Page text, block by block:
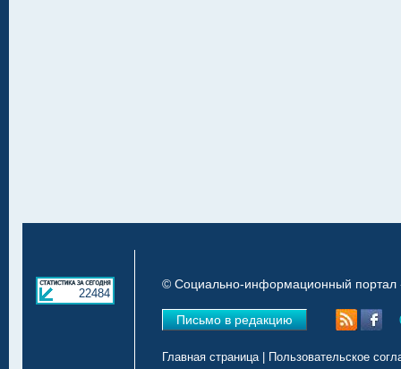
22484
© Социально-информационный портал
Письмо в редакцию
Главная страница| Пользовательское